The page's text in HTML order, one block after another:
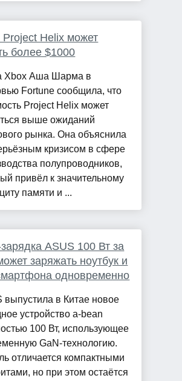
Project Helix может
более $1000
Xbox Аша Шарма в
Fortune сообщила, что
Project Helix может
выше ожиданий
рынка. Она объяснила
кризисом в сфере
полупроводников,
привёл к значительному
памяти и ...
ASUS 100 Вт за
заряжать ноутбук и
одновременно
выпустила в Китае новое
устройство a-bean
100 Вт, использующее
GaN-технологию.
отличается компактными
но при этом остаётся